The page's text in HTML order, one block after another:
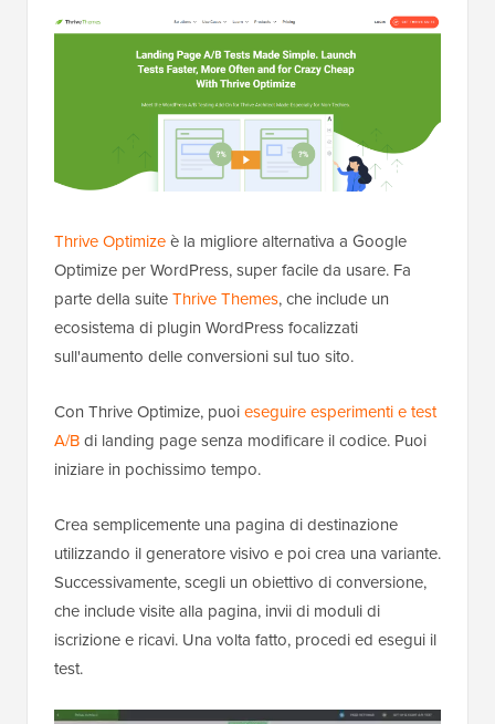
Thrive Optimizeè la migliore alternativa a Google
Optimize per WordPress, super facile da usare. Fa
parte della suiteThrive Themes, che include un
ecosistema di plugin WordPress focalizzati
sull'aumento delle conversioni sul tuo sito.
Con Thrive Optimize, puoieseguire esperimenti e test
A/Bdi landing page senza modificare il codice. Puoi
iniziare in pochissimo tempo.
Crea semplicemente una pagina di destinazione
utilizzando il generatore visivo e poi crea una variante.
Successivamente, scegli un obiettivo di conversione,
che include visite alla pagina, invii di moduli di
iscrizione e ricavi. Una volta fatto, procedi ed esegui il
test.